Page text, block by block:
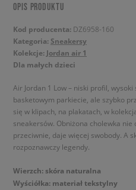
OPIS PRODUKTU
Kod producenta: DZ6958-160
Kategoria: Sneakersy
Kolekcje: Jordan air 1
Dla małych dzieci
Air Jordan 1 Low – niski profil, wysoki
basketowym parkiecie, ale szybko
się w klipach, na plakatach, w
sneakersów. Obniżona cholewka
przeciwnie, daje więcej swobody. A
rozpoznawczy legendy.
Wierzch: skóra naturalna
Wyściółka: materiał tekstylny